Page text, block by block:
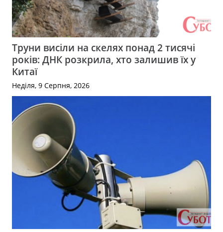
Труни висіли на скелях понад 2 тисячі
років: ДНК розкрила, хто залишив їх у
Китаї
Неділя, 9 Серпня, 2026